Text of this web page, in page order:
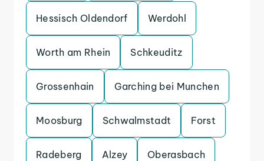
Hessisch Oldendorf Werdohl
Worth am Rhein Schkeuditz
Grossenhain Garching bei Munchen
Moosburg Schwalmstadt Forst
Radeberg Alzey Oberasbach